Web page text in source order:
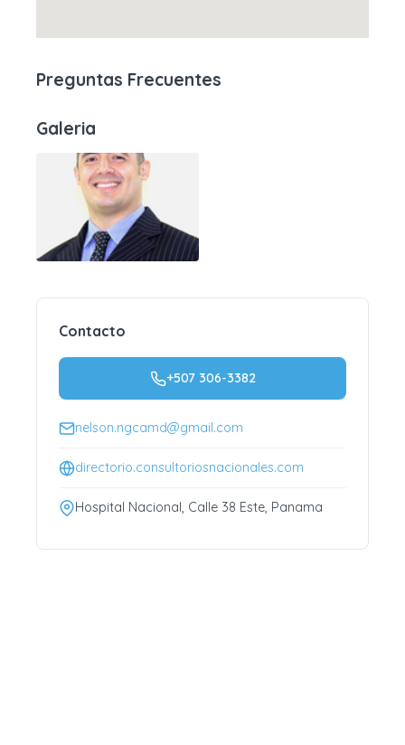
Preguntas Frecuentes
Galeria
Contacto
+507 306-3382
nelson.ngcamd@gmail.com
directorio.consultoriosnacionales.com
Hospital Nacional, Calle 38 Este, Panama